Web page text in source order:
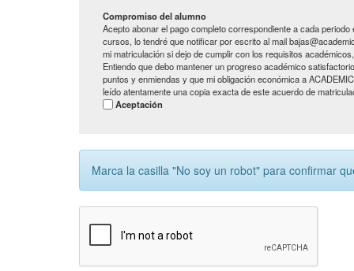
Compromiso del alumno
Acepto abonar el pago completo correspondiente a cada
cursos, lo tendré que notificar por escrito al mail
mi matriculación si dejo de cumplir con los requisitos
Entiendo que debo mantener un progreso académico
puntos y enmiendas y que mi obligación económica a
leído atentamente una copia exacta de este acuerdo de
Aceptación
Marca la casilla "No soy un robot" para confirmar